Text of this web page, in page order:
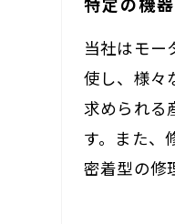
当社はモー
使し、様々
求められる
す。また、
密着型の修